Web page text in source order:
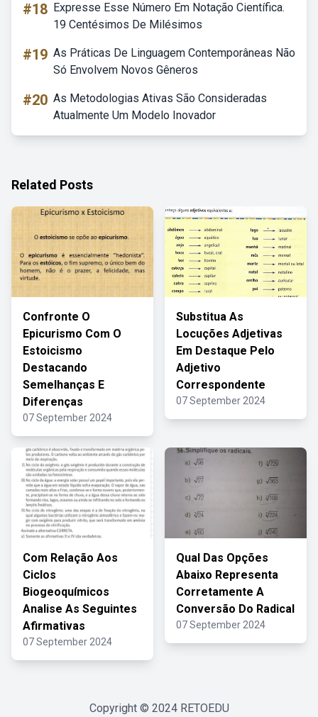
#18 Expresse Esse Número Em Notação Científica.
19 Centésimos De Milésimos
#19 As Práticas De Linguagem Contemporâneas Não
Só Envolvem Novos Gêneros
#20 As Metodologias Ativas São Consideradas
Atualmente Um Modelo Inovador
Related Posts
Confronte O
Epicurismo Com O
Estoicismo
Destacando
Semelhanças E
Diferenças
07 September 2024
Substitua As
Locuções Adjetivas
Em Destaque Pelo
Adjetivo
Correspondente
07 September 2024
Com Relação Aos
Ciclos
Biogeoquímicos
Analise As Seguintes
Afirmativas
07 September 2024
Qual Das Opções
Abaixo Representa
Corretamente A
Conversão Do Radical
07 September 2024
Copyright © 2024 RETOEDU